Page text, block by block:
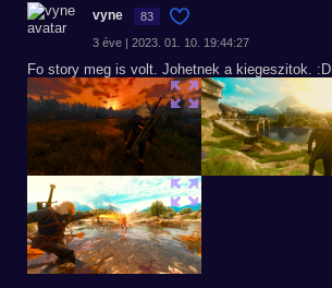
vyne 83
3 éve | 2023. 01. 10. 19:44:27
Fo story meg is volt. Johetnek a kiegeszitok. :D